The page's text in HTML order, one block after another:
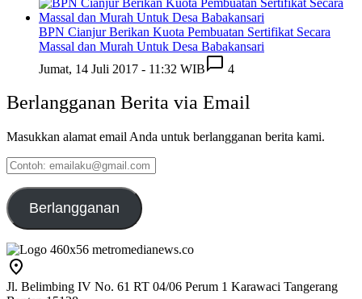
BPN Cianjur Berikan Kuota Pembuatan Sertifikat Secara
Massal dan Murah Untuk Desa Babakansari
Jumat, 14 Juli 2017 - 11:32 WIB
4
Berlangganan Berita via Email
Masukkan alamat email Anda untuk berlangganan berita kami.
Contoh:
emailaku@gmail.com
Berlangganan
Jl. Belimbing IV No. 61 RT 04/06 Perum 1 Karawaci Tangerang